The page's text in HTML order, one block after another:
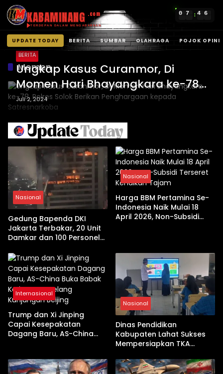
KABAMINANG .com
TERDEPAN DALAM MENGABARKAN
0 7 : 4 6
UPDATE TODAY BERITA SUMBAR OLAHRAGA POJOK OPINI
Langsung
Momen
BERITA
Ungkap Kasus Curanmor, Di
Momen Hari Bhayangkara ke-78,
Polres Solok Berikan Penghargaan
kepada Satresnarkoba
Juli 2, 2024
Nasional
Gedung Bapenda DKI
Jakarta Terbakar, 20 Unit
Damkar dan 100 Personel
Nasional
Harga BBM Pertamina Se-
Indonesia Naik Mulai 18
April 2026, Non-Subsidi
Internasional
Trump dan Xi Jinping
Capai Kesepakatan
Dagang Baru, AS-China
Nasional
Dinas Pendidikan
Kabupaten Lahat Sukses
Mempersiapkan TKA
Pembekalan Latihan Soal